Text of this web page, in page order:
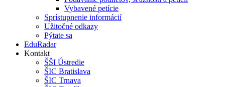
Vybavené petície
Sprístupnenie informácií
Užitočné odkazy
Pýtate sa
EduRadar
Kontakt
ŠŠI Ústredie
ŠIC Bratislava
ŠIC Trnava